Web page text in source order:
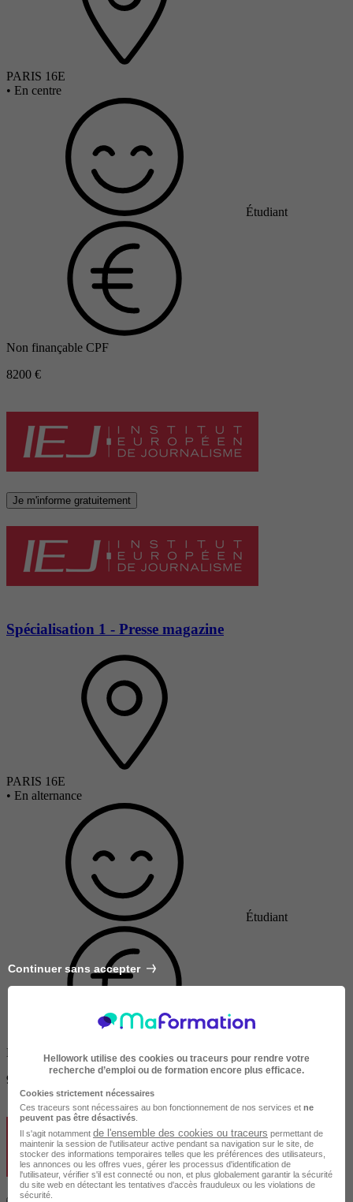
PARIS 16E
• En centre
Étudiant
Non finançable CPF
8200 €
Je m'informe gratuitement
Spécialisation 1 - Presse magazine
PARIS 16E
• En alternance
Étudiant
Non finançable CPF
9000 €
Continuer sans accepter
Hellowork utilise des cookies ou traceurs pour rendre votre
recherche d’emploi ou de formation encore plus efficace.
Cookies strictement nécessaires
Ces traceurs sont nécessaires au bon fonctionnement de nos services et ne
peuvent pas être désactivés
Il s'agit notamment de l'ensemble des cookies ou traceurs permettant de
maintenir la session de l'utilisateur active pendant sa navigation sur le site, de
stocker des informations temporaires telles que les préférences des utilisateurs,
les annonces ou les offres vues, gérer les processus d'identification de
l'utilisateur, vérifier s'il est connecté ou non, et plus globalement garantir la sécurité
du site web en détectant les tentatives d'accès frauduleux ou les violations de
sécurité.